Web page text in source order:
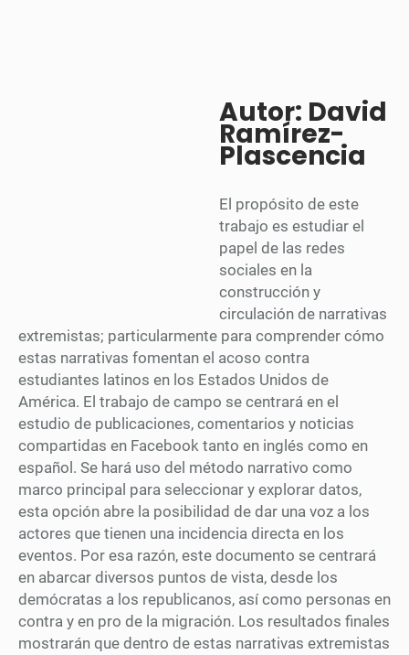
Autor: David
Ramírez-
Plascencia
El propósito de este
trabajo es estudiar el
papel de las redes
sociales en la
construcción y
circulación de narrativas
extremistas; particularmente para comprender cómo
estas narrativas fomentan el acoso contra
estudiantes latinos en los Estados Unidos de
América. El trabajo de campo se centrará en el
estudio de publicaciones, comentarios y noticias
compartidas en Facebook tanto en inglés como en
español. Se hará uso del método narrativo como
marco principal para seleccionar y explorar datos,
esta opción abre la posibilidad de dar una voz a los
actores que tienen una incidencia directa en los
eventos. Por esa razón, este documento se centrará
en abarcar diversos puntos de vista, desde los
demócratas a los republicanos, así como personas en
contra y en pro de la migración. Los resultados finales
mostrarán que dentro de estas narrativas extremistas